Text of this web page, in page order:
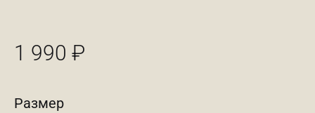
1 990 ₽
Размер